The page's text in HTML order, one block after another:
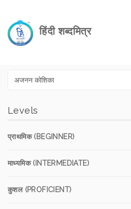
हिंदी शब्दमित्र
Levels
प्राथमिक (BEGINNER)
माध्यमिक (INTERMEDIATE)
कुशल (PROFICIENT)